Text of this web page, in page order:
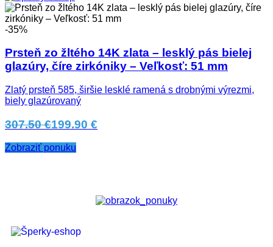
-35%
Prsteň zo žltého 14K zlata – lesklý pás bielej
glazúry, číre zirkóniky – Veľkosť: 51 mm
Zlatý prsteň 585, širšie lesklé ramená s drobnými výrezmi,
biely glazúrovaný
307.50 €199.90 €
Zobraziť ponuku